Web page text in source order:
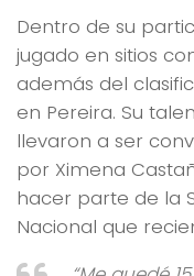
Dentro de su
jugado en sitios
además del
en Pereira. Su
llevaron a ser
por Ximena
hacer parte de la
Nacional que